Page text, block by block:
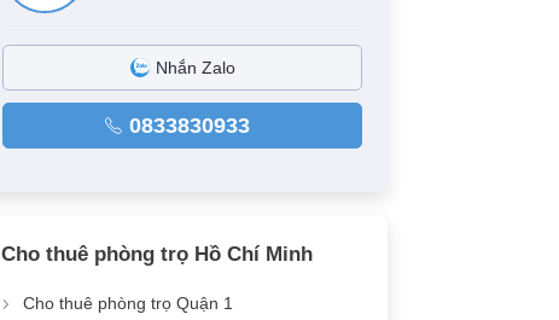
Nhắn Zalo
0833830933
Cho thuê phòng trọ Hồ Chí Minh
Cho thuê phòng trọ Quận 1